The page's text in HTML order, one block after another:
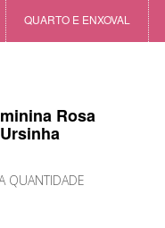
QUARTO E ENXOVAL
Rosa
QUANTIDADE